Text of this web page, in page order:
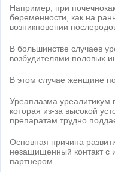
Например, при
беременности, как на
возникновении
В большинстве случаев
возбудителями половых
В этом случае женщине
Уреаплазма уреалитикум
которая из-за высокой
препаратам трудно
Основная причина
незащищенный контакт
партнером.